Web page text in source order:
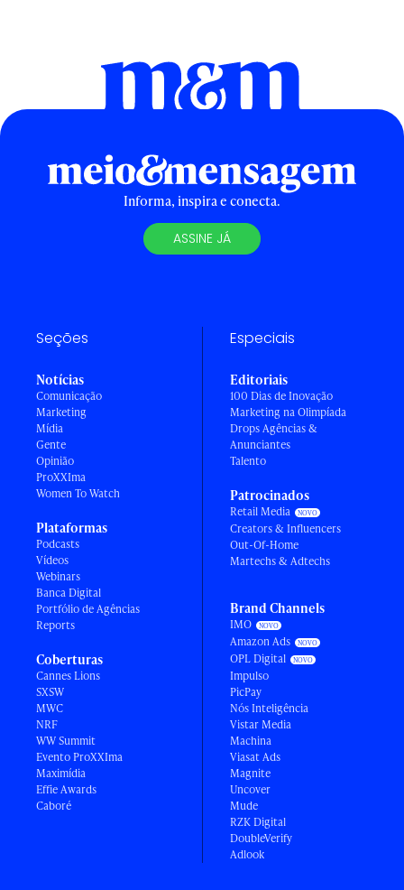
Informa, inspira e conecta.
ASSINE JÁ
Seções
Notícias
Comunicação
Marketing
Mídia
Gente
Opinião
ProXXIma
Women To Watch
Plataformas
Podcasts
Vídeos
Webinars
Banca Digital
Portfólio de Agências
Reports
Coberturas
Cannes Lions
SXSW
MWC
NRF
WW Summit
Evento ProXXIma
Maximídia
Effie Awards
Caboré
Especiais
Editoriais
100 Dias de Inovação
Marketing na Olimpíada
Drops Agências &
Anunciantes
Talento
Patrocinados
Retail Media
Creators & Influencers
Out-Of-Home
Martechs & Adtechs
Brand Channels
IMO
Amazon Ads
OPL Digital
Impulso
PicPay
Nós Inteligência
Vistar Media
Machina
Viasat Ads
Magnite
Uncover
Mude
RZK Digital
DoubleVerify
Adlook